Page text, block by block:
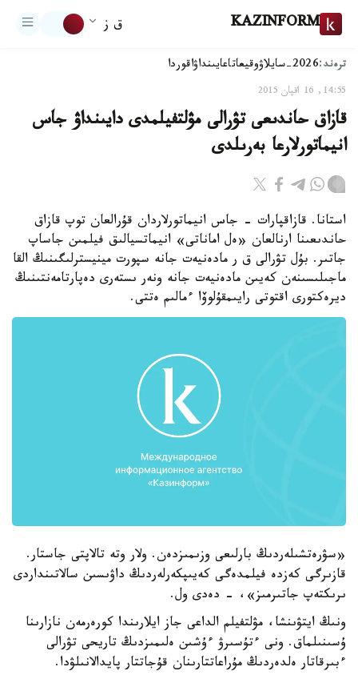
KAZINFORM ق ز
ترەند:2026-سايلاۋ وقيعاتاعايىنداۋاقوردا
14:55, 16 اقپان 2015
قازاق حاندىعى تۋرالى مۋلتفيلمدى دايىنداۋ جاس
انيماتورلارعا بەرىلدى
استانا. قازاقپارات - جاس انيماتورلاردان قۇرالعان توپ قازاق
حاندىعىنا ارنالعان «ەل اماناتى» انيماتسيالىق فيلمىن جاساپ
جاتىر. بۇل تۋرالى ق ر مادەنيەت جانە سپورت مينيسترلىگىنىڭ القا
ماجىلىسىنەن كەيىن مادەنيەت جانە ونەر ىستەرى دەپارتامەنتىنىڭ
ديرەكتورى اقتوتى رايىمقۇلوۆا ءمالىم ەتتى.
«سۋرەتشىلەردىڭ بارلىعى وزىمىزدەن. ولار وتە تالاپتى جاستار.
قازىرگى كەزدە فيلمدەگى كەيىپكەرلەردىڭ داۋىسىن سالاتىنداردى
ىرىكتەپ جاتىرمىز»، - دەدى ول.
ونىڭ ايتۋىنشا، مۋلتفيلم الداعى جاز ايلارىندا كورەرمەن نازارىنا
ۇسىنىلماق. ونى ءتۇسىرۋ ءۇشىن ەلىمىزدىڭ تاريحى تۋرالى
ءبىرقاتار ەلدەردىڭ مۇراعاتتارىنان قۇجاتتار پايدالانىلۋدا.